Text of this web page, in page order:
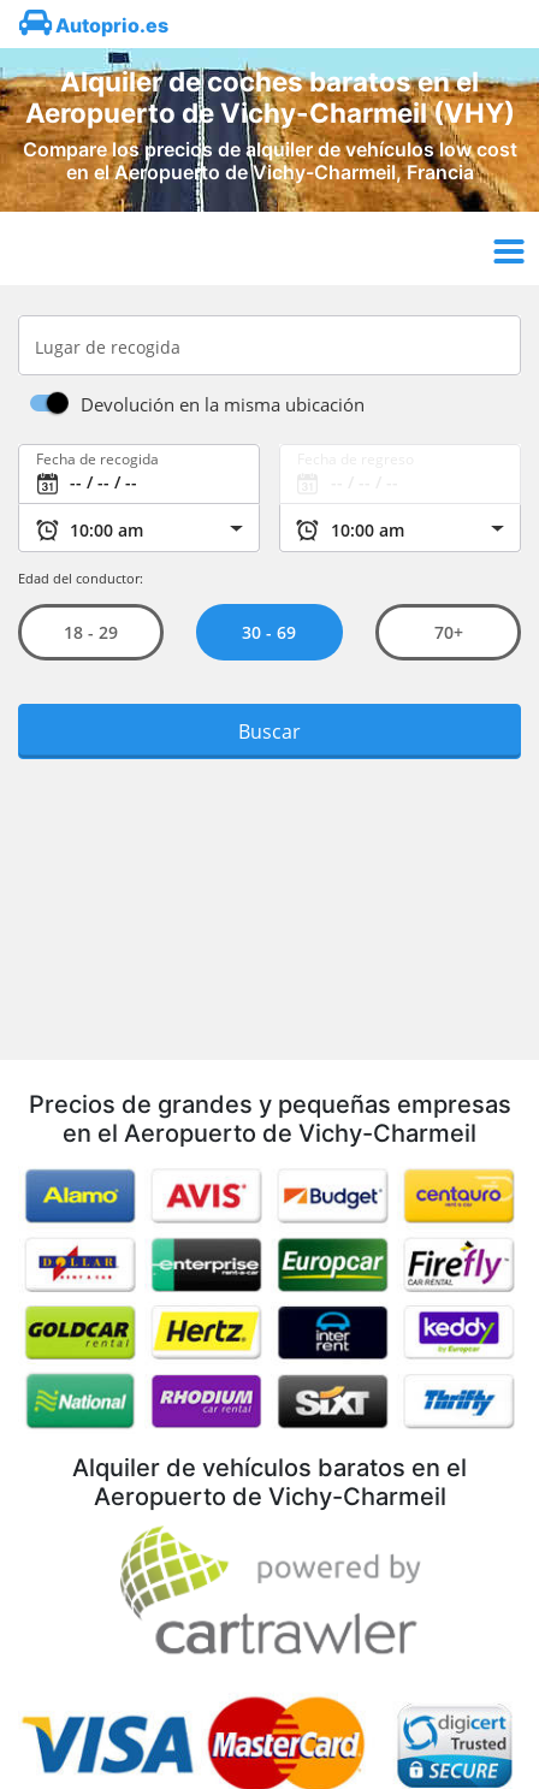
Autoprio.es
Alquiler de coches baratos en el
Aeropuerto de Vichy-Charmeil (VHY)
Compare los precios de alquiler de vehículos low cost
en el Aeropuerto de Vichy-Charmeil, Francia
Precios de grandes y pequeñas empresas
en el Aeropuerto de Vichy-Charmeil
Alquiler de vehículos baratos en el
Aeropuerto de Vichy-Charmeil